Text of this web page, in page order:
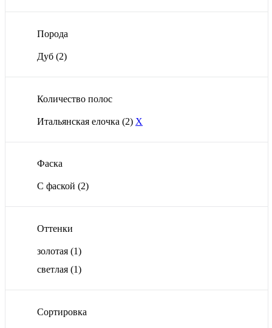
Порода
Дуб (2)
Количество полос
Итальянская елочка (2) X
Фаска
С фаской (2)
Оттенки
золотая (1)
светлая (1)
Сортировка